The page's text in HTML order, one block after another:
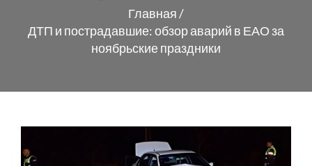
Главная/
ДТП и пострадавшие: обзор аварий в ЕАО за
ноябрьские праздники